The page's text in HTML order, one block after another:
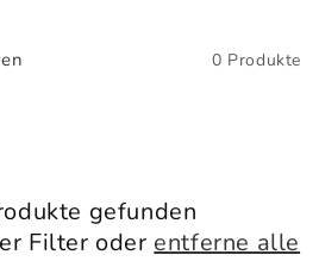
0 Produkte
gefunden
Filter oder entferne alle